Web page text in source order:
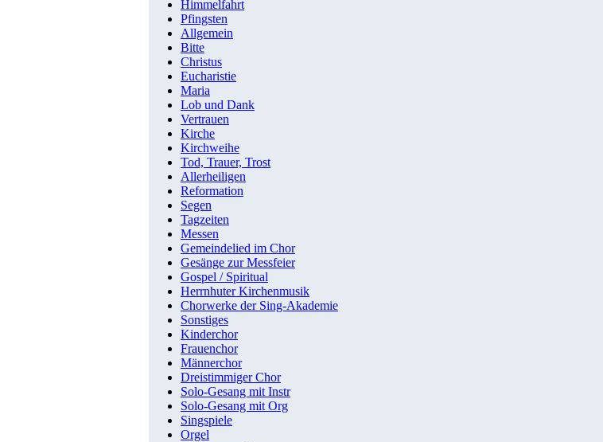
Himmelfahrt
Pfingsten
Allgemein
Bitte
Christus
Eucharistie
Maria
Lob und Dank
Vertrauen
Kirche
Kirchweihe
Tod, Trauer, Trost
Allerheiligen
Reformation
Segen
Tagzeiten
Messen
Gemeindelied im Chor
Gesänge zur Messfeier
Gospel / Spiritual
Herrnhuter Kirchenmusik
Chorwerke der Sing-Akademie
Sonstiges
Kinderchor
Frauenchor
Männerchor
Dreistimmiger Chor
Solo-Gesang mit Instr
Solo-Gesang mit Org
Singspiele
Orgel